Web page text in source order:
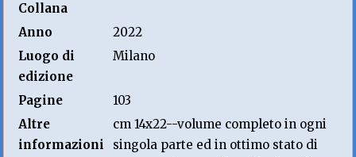
Collana
Anno
2022
Luogo di
edizione
Milano
Pagine
103
Altre
informazioni
cm 14x22--volume completo in ogni
singola parte ed in ottimo stato di